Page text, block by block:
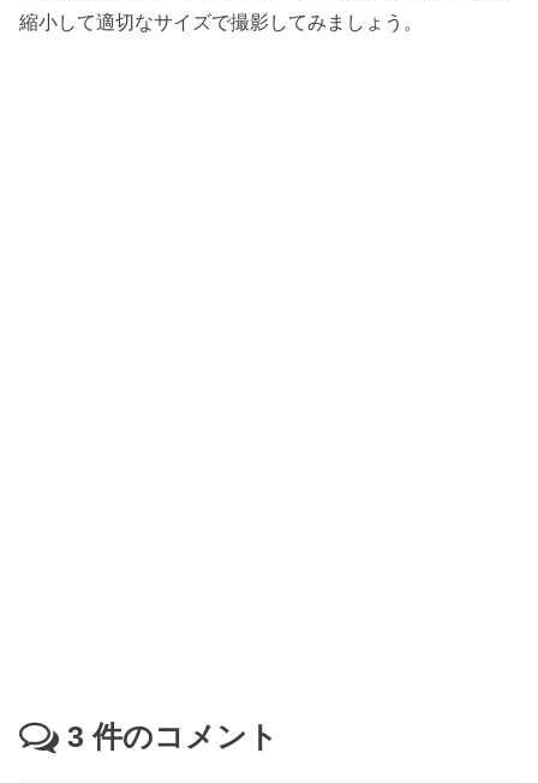
縮小して適切なサイズで撮影してみましょう。
3 件のコメント